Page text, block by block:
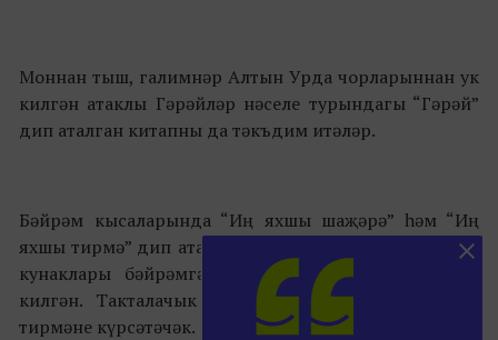
Моннан тыш, галимнәр Алтын Урда чорларыннан ук
килгән атаклы Гәрәйләр нәселе турындагы “Гәрәй”
дип аталган китапны да тәкъдим итәләр.
Бәйрәм кысаларында “Иң яхшы шаҗәрә” һәм “Иң
яхшы тирмә” дип аталган бәйгеләр уза. Башкортстан
кунаклары бәйрәмгә үз милли тирмәләрен алып
килгән. Такталачык осталары исә үзләре бизәгән
тирмәне күрсәтәчәк.